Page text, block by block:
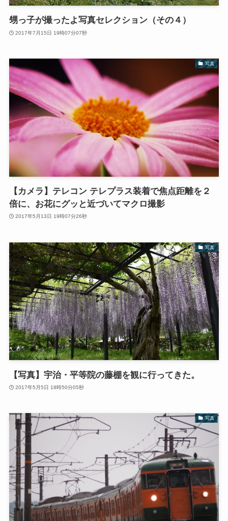
甥っ子が撮ったよ写真セレクション（その４）
2017年7月15日 19時07分07秒
写真
【カメラ】テレコン テレプラス装着で焦点距離を２
倍に、お花にグッと近づいてマクロ撮影
2017年5月13日 19時07分26秒
写真
【写真】宇治・平等院の藤棚を観に行ってきた。
2017年5月5日 18時50分05秒
写真